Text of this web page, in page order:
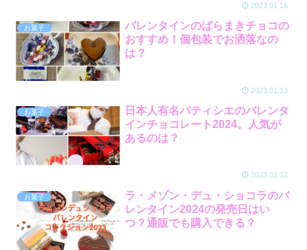
2023.01.16
お菓子
バレンタインのばらまきチョコの
おすすめ！個包装でお洒落なの
は？
2023.01.13
お菓子
日本人有名パティシエのバレンタ
インチョコレート2024。人気が
あるのは？
2023.01.12
お菓子
ラ・メゾン・デュ・ショコラのバ
レンタイン2024の発売日はい
つ？通販でも購入できる？